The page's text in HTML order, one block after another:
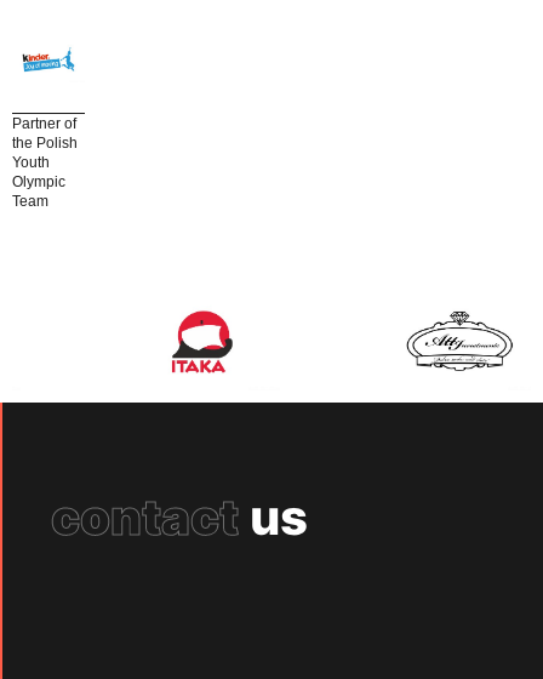
Partner of
the Polish
Youth
Olympic
Team
contact us